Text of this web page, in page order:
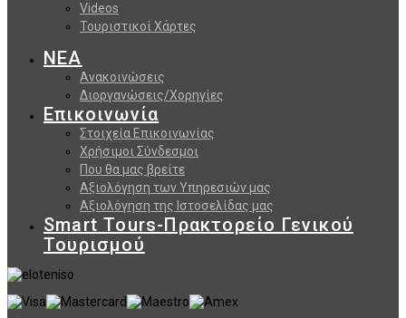
Videos
Τουριστικοί Χάρτες
ΝΕΑ
Ανακοινώσεις
Διοργανώσεις/Χορηγίες
Επικοινωνία
Στοιχεία Επικοινωνίας
Χρήσιμοι Σύνδεσμοι
Που θα μας βρείτε
Αξιολόγηση των Υπηρεσιών μας
Αξιολόγηση της Ιστοσελίδας μας
Smart Tours-Πρακτορείο Γενικού
Τουρισμού